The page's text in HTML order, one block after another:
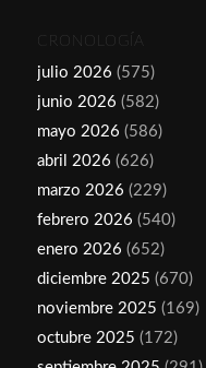
CRONOLOGÍA
julio 2026 (575)
junio 2026 (582)
mayo 2026 (586)
abril 2026 (626)
marzo 2026 (229)
febrero 2026 (540)
enero 2026 (652)
diciembre 2025 (670)
noviembre 2025 (169)
octubre 2025 (172)